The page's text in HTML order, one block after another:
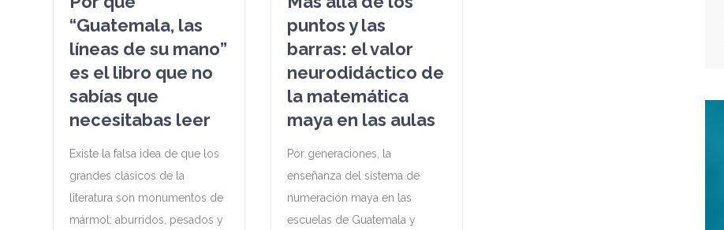
“Guatemala, las
líneas de su mano”
es el libro que no
sabías que
necesitabas leer
Existe la falsa idea de que los
grandes clásicos de la
literatura son monumentos de
mármol: aburridos, pesados y
puntos y las
barras: el valor
neurodidáctico de
la matemática
maya en las aulas
Por generaciones, la
enseñanza del sistema de
numeración maya en las
escuelas de Guatemala y